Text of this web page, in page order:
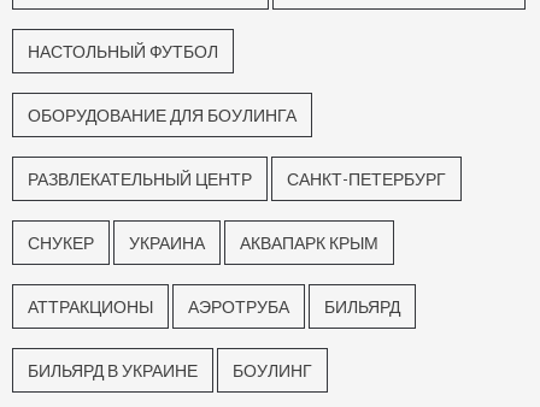
НАСТОЛЬНЫЙ ФУТБОЛ
ОБОРУДОВАНИЕ ДЛЯ БОУЛИНГА
РАЗВЛЕКАТЕЛЬНЫЙ ЦЕНТР САНКТ-ПЕТЕРБУРГ
СНУКЕР УКРАИНА АКВАПАРК КРЫМ
АТТРАКЦИОНЫ АЭРОТРУБА БИЛЬЯРД
БИЛЬЯРД В УКРАИНЕ БОУЛИНГ